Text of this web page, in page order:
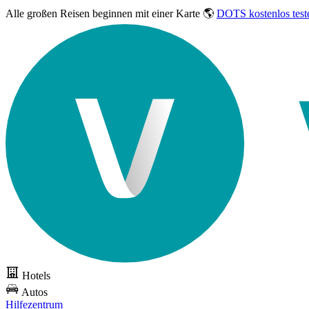
Alle großen Reisen beginnen mit einer Karte 🌎 DOTS kostenlos
Hotels
Autos
Hilfezentrum